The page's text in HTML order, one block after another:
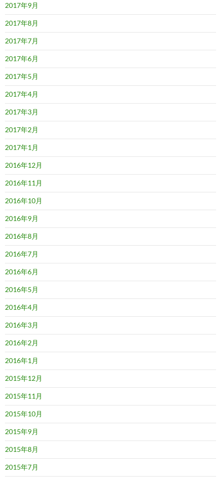
2017年9月
2017年8月
2017年7月
2017年6月
2017年5月
2017年4月
2017年3月
2017年2月
2017年1月
2016年12月
2016年11月
2016年10月
2016年9月
2016年8月
2016年7月
2016年6月
2016年5月
2016年4月
2016年3月
2016年2月
2016年1月
2015年12月
2015年11月
2015年10月
2015年9月
2015年8月
2015年7月